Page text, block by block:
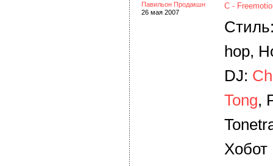
Павильон Продакшн
26 мая 2007
C -
hop,
DJ:
Tong,
Хобот